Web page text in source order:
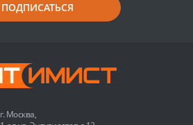
ПОДПИСАТЬСЯ
г. Москва,